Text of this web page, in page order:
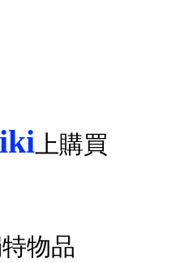
上購買
物品